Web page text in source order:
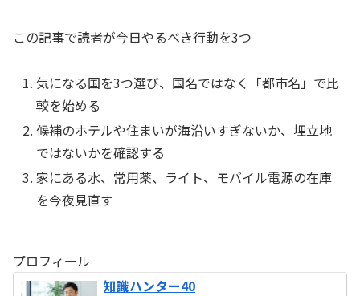
この記事で読者が今日やるべき行動を3つ
気になる国を3つ選び、国名ではなく「都市名」で比
較を始める
候補のホテルや住まいが海沿いすぎないか、埋立地
ではないかを確認する
家にある水、常用薬、ライト、モバイル電源の在庫
を今夜見直す
プロフィール
知識ハンター40